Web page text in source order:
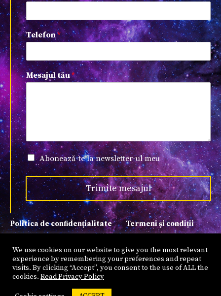
Telefon*
Mesajul tău*
Abonează-te la newsletter-ul meu
Trimite mesajul
Politica de confidențialitate Termeni și condiții
Copyright © 2022 Suada Agachi
We use cookies on our website to give you the most relevant
experience by remembering your preferences and repeat
visits. By clicking “Accept”, you consent to the use of ALL the
cookies. Read Privacy Policy